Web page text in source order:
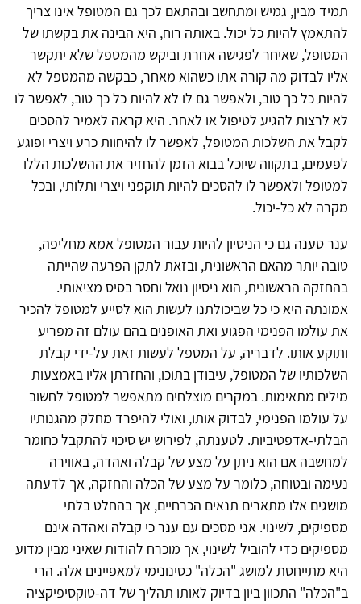
תמיד מבין, גמיש ומתחשב ובהתאם לכך גם המטופל אינו צריך
להתאמץ להיות כל יכול. באותה רוח, היא הבינה את בקשתו של
המטופל, שאיחר לפגישה אחרת וביקש מהמטפל שלא יתקשר
אליו לבדוק מה קורה אתו כשהוא מאחר, כבקשה מהמטפל לא
להיות כל כך טוב, ולאפשר גם לו לא להיות כל כך טוב, לאפשר לו
לא לרצות להגיע לטיפול או לאחר. היא קראה לאמיר להסכים
לקבל את השלכות המטופל, לאפשר לו להיחוות כרע ויצרי ופוגע
לפעמים, בתקווה שיוכל בבוא הזמן להחזיר את ההשלכות הללו
למטופל ולאפשר לו להסכים להיות תוקפני ויצרי ותלותי, ובכל
מקרה לא כל-יכול.
ענר טענה גם כי הניסיון להיות עבור המטופל אמא מחליפה,
טובה יותר מהאם הראשונית, ובזאת לתקן הפרעה שהייתה
בהחזקה הראשונית, הוא ניסיון נואל וחסר בסיס מציאותי.
אמונתה היא כי כל שביכולתנו לעשות הוא לסייע למטופל להכיר
את עולמו הפנימי הפגוע ואת האופנים בהם עולם זה מפריע
ותוקע אותו. לדבריה, על המטפל לעשות זאת על-ידי קבלת
השלכותיו של המטופל, עיבודן בתוכו, והחזרתן אליו באמצעות
מילים מתאימות. במקרים מוצלחים מתאפשר למטופל לחשוב
על עולמו הפנימי, לבדוק אותו, ואולי להיפרד מחלק מהגנותיו
הבלתי-אדפטיביות. לטענתה, לפירוש יש סיכוי להתקבל כחומר
למחשבה אם הוא ניתן על מצע של קבלה ואהדה, באווירה
נעימה ובטוחה, כלומר על מצע של הכלה והחזקה, אך לדעתה
מושגים אלו מתארים תנאים הכרחיים, אך בהחלט בלתי
מספיקים, לשינוי. אני מסכים עם ענר כי קבלה ואהדה אינם
מספיקים כדי להוביל לשינוי, אך מוכרח להודות שאיני מבין מדוע
היא מתייחסת למושג "הכלה" כסינונימי למאפיינים אלה. הרי
ב"הכלה" התכוון ביון בדיוק לאותו תהליך של דה-טוקסיפיקציה